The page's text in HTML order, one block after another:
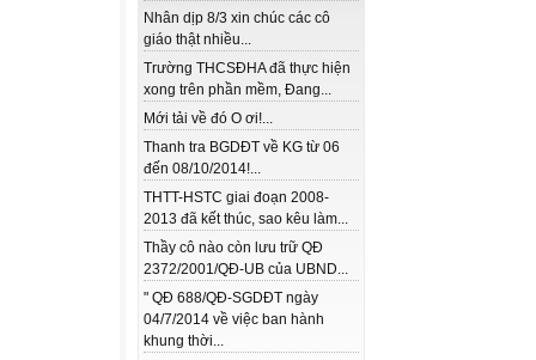
Nhân dịp 8/3 xin chúc các cô
giáo thật nhiều...
Trường THCSĐHA đã thực hiện
xong trên phần mềm, Đang...
Mới tải về đó O ơi!...
Thanh tra BGDĐT về KG từ 06
đến 08/10/2014!...
THTT-HSTC giai đoạn 2008-
2013 đã kết thúc, sao kêu làm...
Thầy cô nào còn lưu trữ QĐ
2372/2001/QĐ-UB của UBND...
" QĐ 688/QĐ-SGDĐT ngày
04/7/2014 về việc ban hành
khung thời...